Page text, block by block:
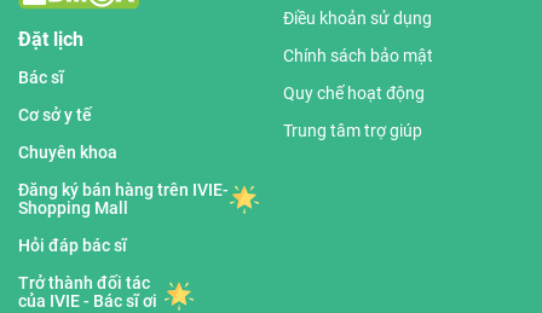
Đặt lịch
Bác sĩ
Cơ sở y tế
Chuyên khoa
Đăng ký bán hàng trên IVIE-
Shopping Mall
Hỏi đáp bác sĩ
Trở thành đối tác
của IVIE - Bác sĩ ơi
Điều khoản sử dụng
Chính sách bảo mật
Quy chế hoạt động
Trung tâm trợ giúp